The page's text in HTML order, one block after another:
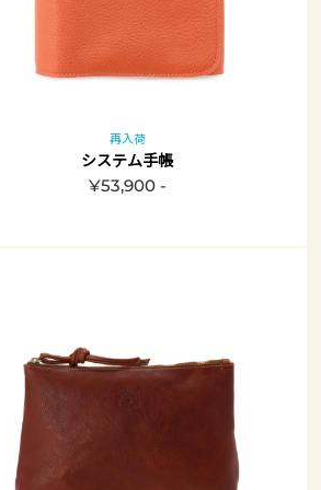
再入荷
システム手帳
¥53,900 -